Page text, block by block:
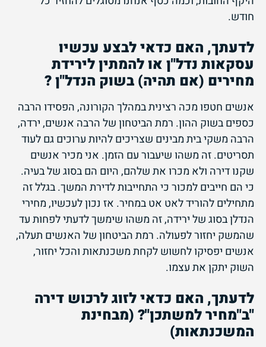
חודש.
לדעתך, האם כדאי לבצע עכשיו
עסקאות נדל"ן או להמתין לירידת
מחירים (אם תהיה) בשוק הנדל"ן ?
אנשים חטפו מכה רצינית במהלך הקורונה, הפסידו הרבה
כספים בשוק ההון. רמת הביטחון של הרבה אנשים, ירדה,
הרבה משקי בית מבינים שצריכים להיות ערוכים גם לעוד
תסריטים. זה משהו שיעבור עם הזמן. אני מכיר אנשים
שקנו דירה ולא מכרו את שלהם, היום הם בסוג של בעיה.
כי הם חייבים למכור כי התחייבות לדירת המשך. בגלל זה
מתחילים להוריד לאט אט במחיר. אז נכון לעכשיו, מחירי
הנדלן בסוג של ירידה, זה משהו שימשך לדעתי לפחות עד
שהמשק יחזור לפעולה. רמת הביטחון של האנשים תעלה,
אנשים יפסיקו לחשוש לקחת משכנתאות והכל יחזור,
השוק יתקן את עצמו.
לדעתך, האם כדאי לזוג לרכוש דירה
"ב"מחיר למשתכן"? (מבחינת
המשכנתאות)